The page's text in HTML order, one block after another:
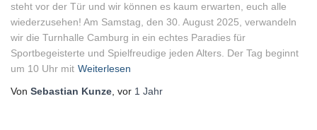
steht vor der Tür und wir können es kaum erwarten, euch alle
wiederzusehen! Am Samstag, den 30. August 2025, verwandeln
wir die Turnhalle Camburg in ein echtes Paradies für
Sportbegeisterte und Spielfreudige jeden Alters. Der Tag beginnt
um 10 Uhr mit Weiterlesen
Von Sebastian Kunze, vor 1 Jahr